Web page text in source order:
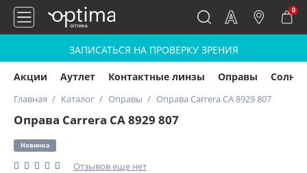
0
ЗАПИСАТЬСЯ НА ПРОВЕРКУ ЗРЕНИЯ
Акции Аутлет Контактные линзы Оправы
Главная Каталог Оправы Оправа Carrera CA 8929 807
Оправа Carrera CA 8929 807
Новинка
Отзывов еще нет